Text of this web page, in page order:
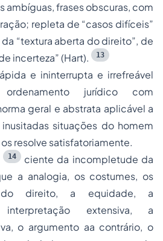
ambíguas, frases obscuras, com
repleta de “casos difíceis”
“textura aberta do direito”, de
incerteza”(Hart). 13
e ininterrupta e irrefreável
jurídico com
geral e abstrata aplicável a
situações do homem
resolve satisfatoriamente.
14 ciente da incompletude da
a analogia, os costumes, os
do direito, a equidade, a
extensiva, a
o argumento aa contrário, o